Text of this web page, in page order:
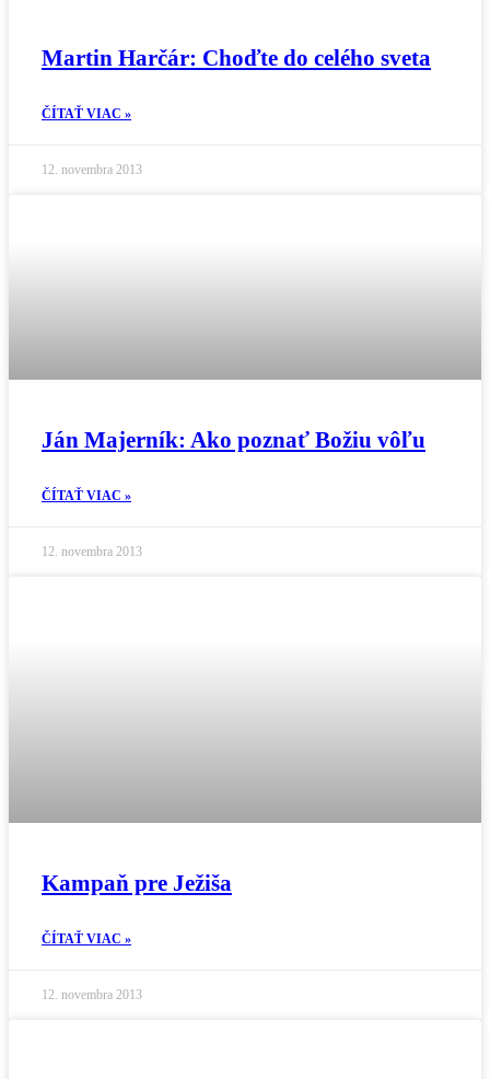
Martin Harčár: Choďte do celého sveta
ČÍTAŤ VIAC »
12. novembra 2013
Ján Majerník: Ako poznať Božiu vôľu
ČÍTAŤ VIAC »
12. novembra 2013
Kampaň pre Ježiša
ČÍTAŤ VIAC »
12. novembra 2013